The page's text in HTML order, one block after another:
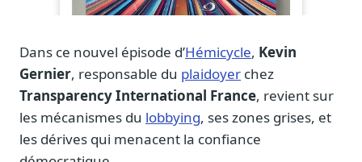
Conseil (Advisory)
Guides pratiques
17 guides sur le Parlement, la procédure, le plaidoyer
Dans ce nouvel épisode d’Hémicycle, Kevin
Gernier, responsable du plaidoyer chez
Transparency International France, revient sur
les mécanismes du lobbying, ses zones grises, et
les dérives qui menacent la confiance